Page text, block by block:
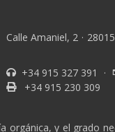
Calle Amaniel, 2 · 28015
+34 915 327 391 ·
+34 915 230 309
orgánica, y el grado